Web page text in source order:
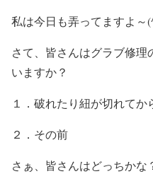
私は今日も弄ってますよ～
さて、皆さんはグラブ修
いますか？
１．破れたり紐が切れてか
２．その前
さぁ、皆さんはどっちかな